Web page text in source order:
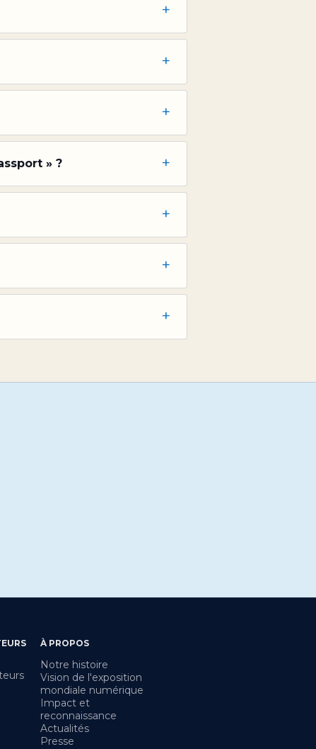
+
+
+
» ? +
+
+
+
À PROPOS
Notre histoire
Vision de l'exposition
mondiale numérique
Impact et
reconnaissance
Actualités
Presse